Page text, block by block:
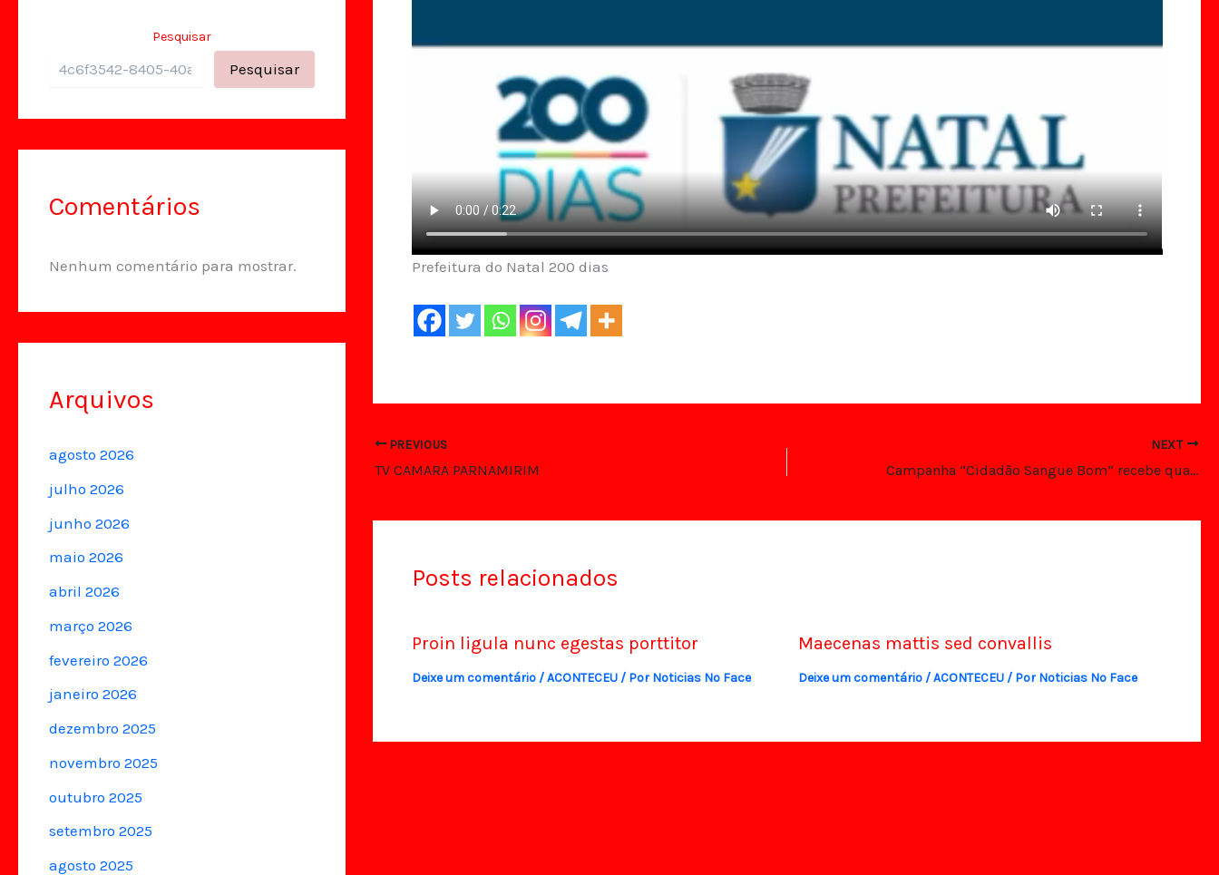
Pesquisar
Pesquisar
Comentários
Nenhum comentário para mostrar.
Arquivos
agosto 2026
julho 2026
junho 2026
maio 2026
abril 2026
março 2026
fevereiro 2026
janeiro 2026
dezembro 2025
novembro 2025
outubro 2025
setembro 2025
agosto 2025
Prefeitura do Natal 200 dias
PREVIOUS
TV CAMARA PARNAMIRIM
NEXT
Campanha “Cidadão Sangue Bom” recebe quase 100 doações de sangue
Posts relacionados
Proin ligula nunc egestas porttitor
Deixe um comentário /ACONTECEU/ Por Noticias No Face
Maecenas mattis sed convallis
Deixe um comentário /ACONTECEU / Por Noticias No Face